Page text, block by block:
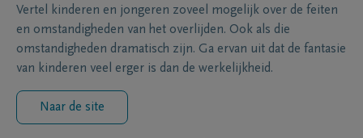
Vertel kinderen en jongeren zoveel mogelijk over de feiten
en omstandigheden van het overlijden. Ook als die
omstandigheden dramatisch zijn. Ga ervan uit dat de fantasie
van kinderen veel erger is dan de werkelijkheid.
Naar de site